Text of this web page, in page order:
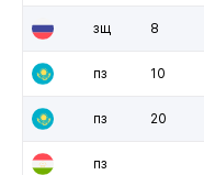
зщ 8
пз 10
пз 20
пз